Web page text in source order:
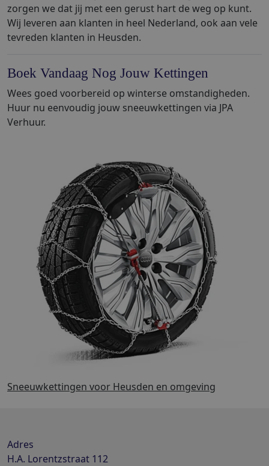
zorgen we dat jij met een gerust hart de weg op kunt.
Wij leveren aan klanten in heel Nederland, ook aan vele
tevreden klanten in Heusden.
Boek Vandaag Nog Jouw Kettingen
Wees goed voorbereid op winterse omstandigheden.
Huur nu eenvoudig jouw sneeuwkettingen via JPA
Verhuur.
Sneeuwkettingen voor Heusden en omgeving
Adres
H.A. Lorentzstraat 112